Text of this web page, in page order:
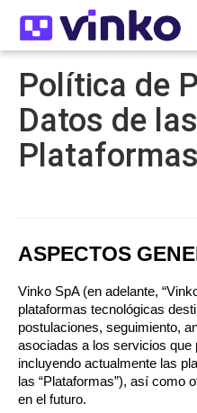
Política de
Datos de las
ASPECTOS
Vinko SpA (en adelante,
plataformas tecnológicas
postulaciones, seguimiento,
asociadas a los servicios que
incluyendo actualmente las
las “Plataformas”), así como
en el futuro.